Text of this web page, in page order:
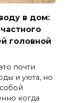
в дом:
головной
почти
и уюта, но
когда